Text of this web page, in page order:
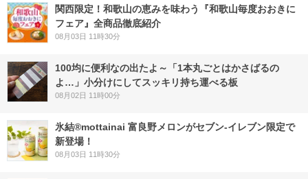
関西限定！和歌山の恵みを味わう『和歌山毎度おおきに
フェア』全商品徹底紹介
08月03日 11時30分
100均に便利なの出たよ～「1本丸ごとはかさばるの
よ…」小分けにしてスッキリ持ち運べる板
08月02日 11時00分
氷結®mottainai 富良野メロンがセブン‐イレブン限定で
新登場！
08月03日 11時30分